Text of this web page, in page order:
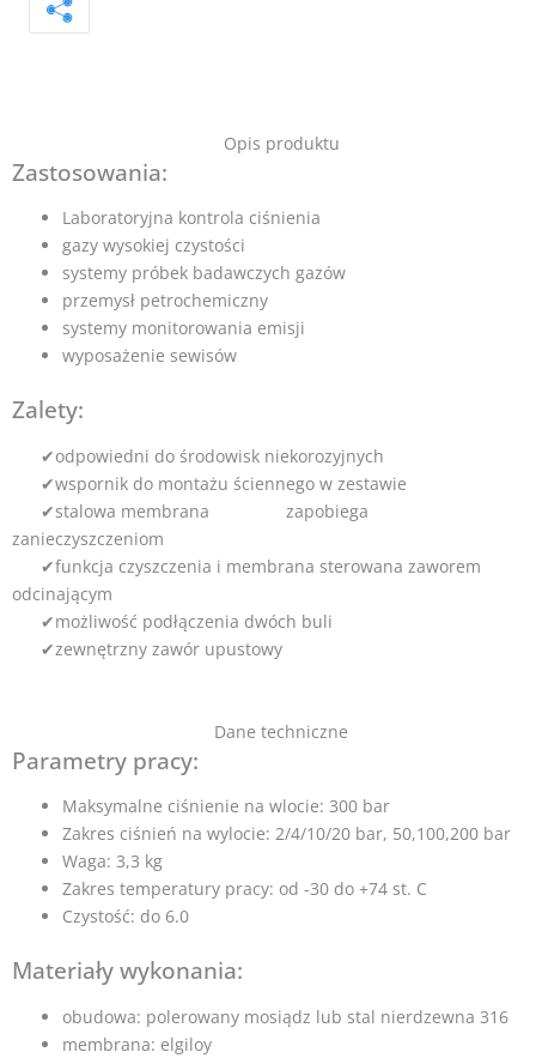
Opis produktu
Zastosowania:
Laboratoryjna kontrola ciśnienia
gazy wysokiej czystości
systemy próbek badawczych gazów
przemysł petrochemiczny
systemy monitorowania emisji
wyposażenie sewisów
Zalety:
✔odpowiedni do środowisk niekorozyjnych
✔wspornik do montażu ściennego w zestawie
✔stalowa membrana zapobiega
zanieczyszczeniom
✔funkcja czyszczenia i membrana sterowana zaworem
odcinającym
✔możliwość podłączenia dwóch buli
✔zewnętrzny zawór upustowy
Dane techniczne
Parametry pracy:
Maksymalne ciśnienie na wlocie: 300 bar
Zakres ciśnień na wylocie: 2/4/10/20 bar, 50,100,200 bar
Waga: 3,3 kg
Zakres temperatury pracy: od -30 do +74 st. C
Czystość: do 6.0
Materiały wykonania:
obudowa: polerowany mosiądz lub stal nierdzewna 316
membrana: elgiloy